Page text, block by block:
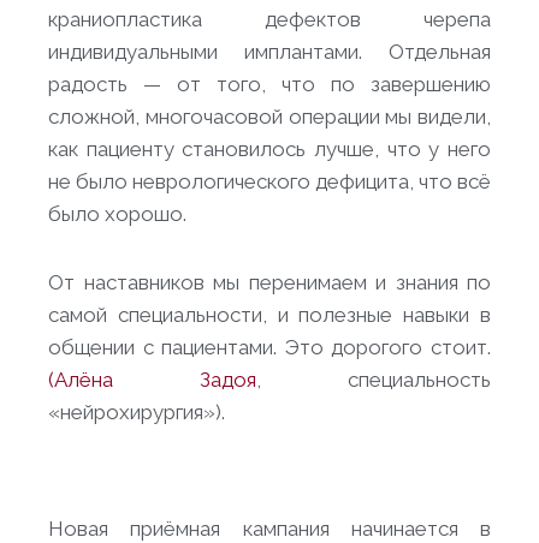
краниопластика дефектов черепа
индивидуальными имплантами. Отдельная
радость — от того, что по завершению
сложной, многочасовой операции мы видели,
как пациенту становилось лучше, что у него
не было неврологического дефицита, что всё
было хорошо.
От наставников мы перенимаем и знания по
самой специальности, и полезные навыки в
общении с пациентами. Это дорогого стоит.
(Алёна Задоя , специальность
«нейрохирургия»).
Новая приёмная кампания начинается в